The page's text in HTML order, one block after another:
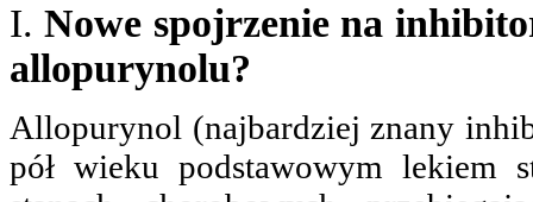
I. Nowe spojrzenie na
allopurynolu?
Allopurynol (najbardziej znany
pół wieku podstawowym lekiem